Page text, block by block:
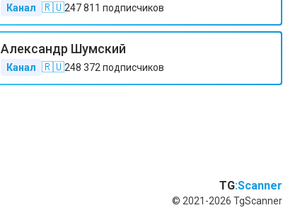
Канал 🇷🇺247 811 подписчиков
Александр Шумский
Канал 🇷🇺248 372 подписчиков
TG:Scanner
© 2021-2026 TgScanner